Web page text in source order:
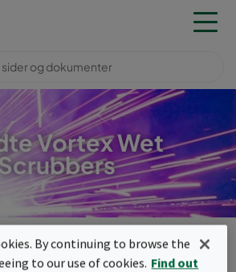
Vortex Wet
By continuing to browse the
to our use of cookies. Find out